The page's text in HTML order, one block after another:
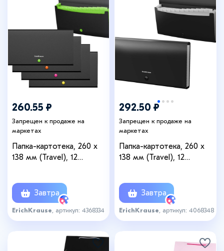
260.55 ₽
Запрещен к продаже на
маркетах
Папка-картотека, 260 х
138 мм (Travel), 12
на кнопке, тиснение
"песок", черная, микс
Завтра
ErichKrause , артикул: 4368334
292.50 ₽
Запрещен к продаже на
маркетах
Папка-картотека, 260 х
138 мм (Travel), 12
на кнопке, тиснение
"песок", черная
Завтра
ErichKrause , артикул: 4068348